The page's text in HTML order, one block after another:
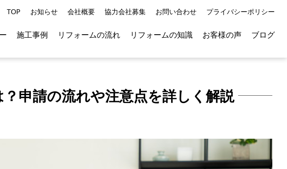
TOP お知らせ 会社概要 協力会社募集 お問い合わせ プライバシーポリシー
施工事例 リフォームの流れ リフォームの知識 お客様の声 ブログ
申請の流れや注意点を詳しく解説